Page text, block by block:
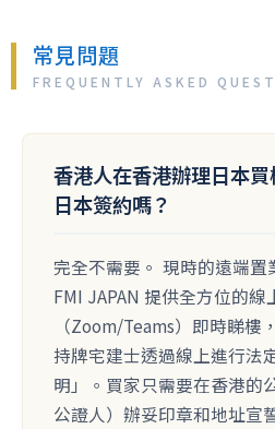
常見問題
香港人在香港辦理日本
日本簽約嗎？
完全不需要。 現時的遠端置
FMI JAPAN 提供全方位的
（Zoom/Teams）即時睇樓
持牌宅建士透過線上進行法
明」。買家只需要在香港的
公證人）辦妥印章和地址宣